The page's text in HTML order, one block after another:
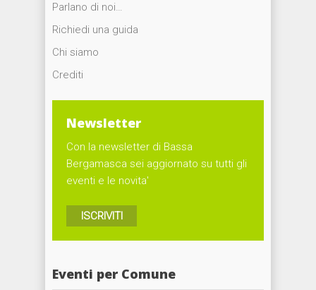
Parlano di noi…
Richiedi una guida
Chi siamo
Crediti
Newsletter
Con la newsletter di Bassa
Bergamasca sei aggiornato su tutti gli
eventi e le novita'
ISCRIVITI
Eventi per Comune